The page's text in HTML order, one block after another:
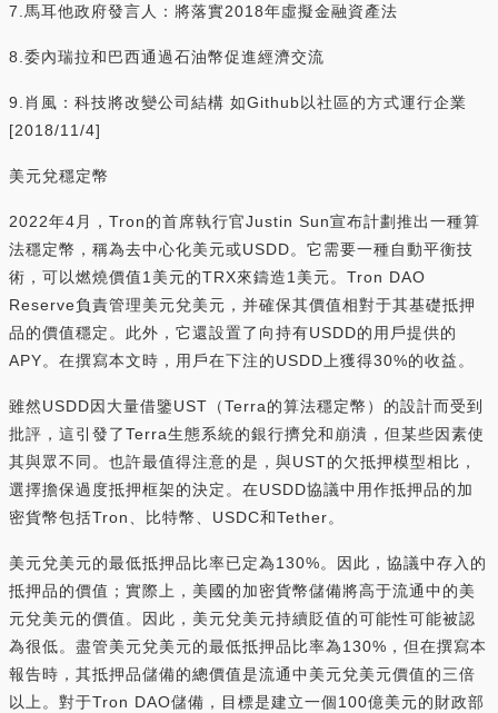
7.馬耳他政府發言人：將落實2018年虛擬金融資產法
8.委內瑞拉和巴西通過石油幣促進經濟交流
9.肖風：科技將改變公司結構 如Github以社區的方式運行企業
[2018/11/4]
美元兌穩定幣
2022年4月，Tron的首席執行官Justin Sun宣布計劃推出一種算
法穩定幣，稱為去中心化美元或USDD。它需要一種自動平衡技
術，可以燃燒價值1美元的TRX來鑄造1美元。Tron DAO
Reserve負責管理美元兌美元，并確保其價值相對于其基礎抵押
品的價值穩定。此外，它還設置了向持有USDD的用戶提供的
APY。在撰寫本文時，用戶在下注的USDD上獲得30%的收益。
雖然USDD因大量借鑒UST（Terra的算法穩定幣）的設計而受到
批評，這引發了Terra生態系統的銀行擠兌和崩潰，但某些因素使
其與眾不同。也許最值得注意的是，與UST的欠抵押模型相比，
選擇擔保過度抵押框架的決定。在USDD協議中用作抵押品的加
密貨幣包括Tron、比特幣、USDC和Tether。
美元兌美元的最低抵押品比率已定為130%。因此，協議中存入的
抵押品的價值；實際上，美國的加密貨幣儲備將高于流通中的美
元兌美元的價值。因此，美元兌美元持續貶值的可能性可能被認
為很低。盡管美元兌美元的最低抵押品比率為130%，但在撰寫本
報告時，其抵押品儲備的總價值是流通中美元兌美元價值的三倍
以上。對于Tron DAO儲備，目標是建立一個100億美元的財政部